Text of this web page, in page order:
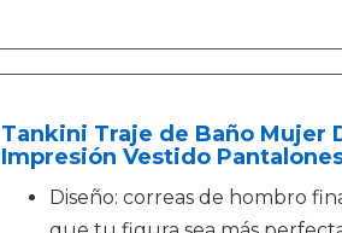
Tankini Traje de Baño Mujer
Impresión Vestido
Diseño: correas de hombro